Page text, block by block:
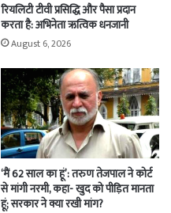
रियलिटी टीवी प्रसिद्धि और पैसा प्रदान
करता है: अभिनेता ऋत्विक धनजानी
August 6, 2026
‘मैं 62 साल का हूं’: तरुण तेजपाल ने कोर्ट
से मांगी नरमी, कहा- खुद को पीड़ित मानता
हूं; सरकार ने क्या रखी मांग?